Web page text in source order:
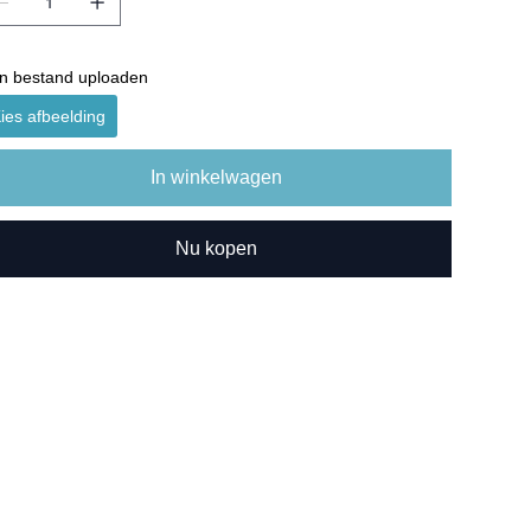
bestand uploaden
afbeelding
In winkelwagen
Nu kopen